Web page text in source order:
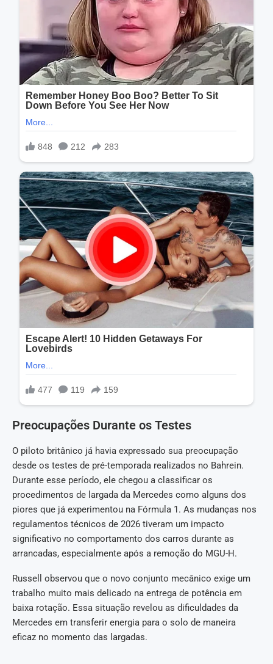
Preocupações Durante os Testes
O piloto britânico já havia expressado sua preocupação
desde os testes de pré-temporada realizados no Bahrein.
Durante esse período, ele chegou a classificar os
procedimentos de largada da Mercedes como alguns dos
piores que já experimentou na Fórmula 1. As mudanças nos
regulamentos técnicos de 2026 tiveram um impacto
significativo no comportamento dos carros durante as
arrancadas, especialmente após a remoção do MGU-H.
Russell observou que o novo conjunto mecânico exige um
trabalho muito mais delicado na entrega de potência em
baixa rotação. Essa situação revelou as dificuldades da
Mercedes em transferir energia para o solo de maneira
eficaz no momento das largadas.